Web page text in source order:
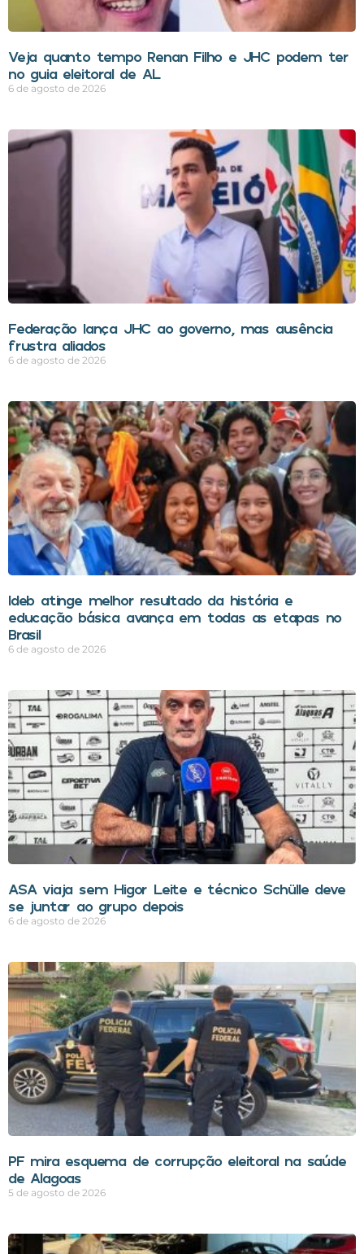
Veja quanto tempo Renan Filho e JHC podem ter
no guia eleitoral de AL
6 de agosto de 2026
Federação lança JHC ao governo, mas ausência
frustra aliados
6 de agosto de 2026
Ideb atinge melhor resultado da história e
educação básica avança em todas as etapas no
Brasil
6 de agosto de 2026
ASA viaja sem Higor Leite e técnico Schülle deve
se juntar ao grupo depois
6 de agosto de 2026
PF mira esquema de corrupção eleitoral na saúde
de Alagoas
5 de agosto de 2026